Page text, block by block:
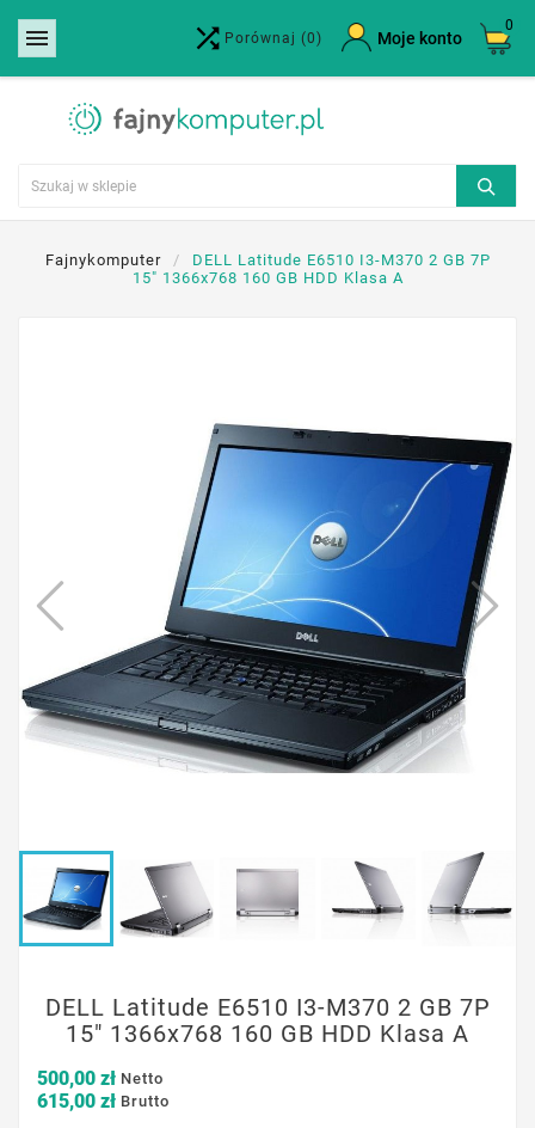
  Porównaj (0) Moje konto
0
Fajnykomputer
DELL Latitude E6510 I3-M370 2 GB 7P
15" 1366x768 160 GB HDD Klasa A
DELL Latitude E6510 I3-M370 2 GB 7P
15" 1366x768 160 GB HDD Klasa A
500,00 zł Netto
615,00 zł Brutto
Utwórz listę życzeń ×
Nazwa listy życzeń
Anuluj Utwórz listę życzeń